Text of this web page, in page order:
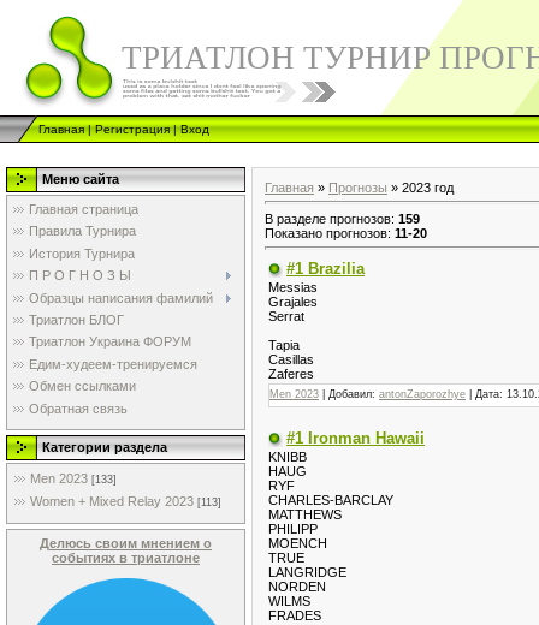
ТРИАТЛОН ТУРНИР
Главная|Регистрация|Вход
Меню сайта
Главная страница
Правила Турнира
История Турнира
П Р О Г Н О З Ы
Образцы написания фамилий
Триатлон БЛОГ
Триатлон Украина ФОРУМ
Едим-худеем-тренируемся
Обмен ссылками
Обратная связь
Категории раздела
Men 2023 [133]
Women + Mixed Relay 2023 [113]
Делюсь своим мнением о
событиях в триатлоне
Главная » Прогнозы » 2023 год
В разделе прогнозов: 159
Показано прогнозов: 11-20
#1 Brazilia
Messias
Grajales
Serrat
Tapia
Casillas
Zaferes
Men 2023 | Добавил: antonZaporozhye | Дата:
#1 Ironman Hawaii
KNIBB
HAUG
RYF
CHARLES-BARCLAY
MATTHEWS
PHILIPP
MOENCH
TRUE
LANGRIDGE
NORDEN
WILMS
FRADES